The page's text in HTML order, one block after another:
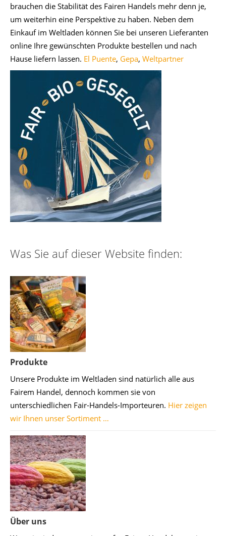
brauchen die Stabilität des Fairen Handels mehr denn je,
um weiterhin eine Perspektive zu haben. Neben dem
Einkauf im Weltladen können Sie bei unseren Lieferanten
online Ihre gewünschten Produkte bestellen und nach
Hause liefern lassen. El Puente, Gepa, Weltpartner
Was Sie auf dieser Website finden:
Produkte
Unsere Produkte im Weltladen sind natürlich alle aus
Fairem Handel, dennoch kommen sie von
unterschiedlichen Fair-Handels-Importeuren. Hier zeigen
wir Ihnen unser Sortiment …
Über uns